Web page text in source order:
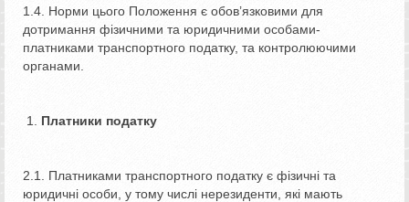
1.4. Норми цього Положення є обов’язковими для
дотримання фізичними та юридичними особами-
платниками транспортного податку, та контролюючими
органами.
Платники податку
2.1. Платниками транспортного податку є фізичні та
юридичні особи, у тому числі нерезиденти, які мають